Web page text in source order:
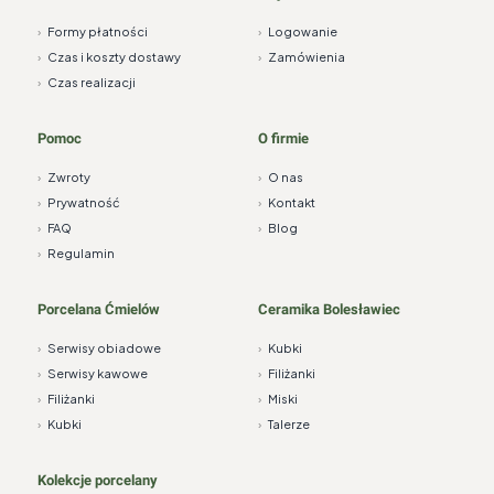
› Formy płatności
› Czas i koszty dostawy
› Czas realizacji
› Logowanie
› Zamówienia
Pomoc
› Zwroty
› Prywatność
› FAQ
› Regulamin
O firmie
› O nas
› Kontakt
› Blog
Porcelana Ćmielów
› Serwisy obiadowe
› Serwisy kawowe
› Filiżanki
› Kubki
Ceramika Bolesławiec
› Kubki
› Filiżanki
› Miski
› Talerze
Kolekcje porcelany